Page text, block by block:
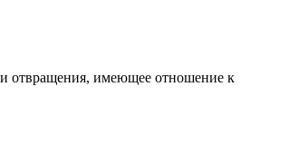
отвращения, имеющее отношение к